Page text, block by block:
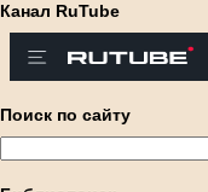
Канал RuTube
Поиск по сайту